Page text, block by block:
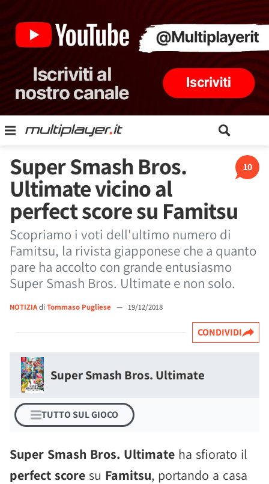
10
Super Smash Bros.
Ultimate vicino al
perfect score su Famitsu
Scopriamo i voti dell'ultimo numero di
Famitsu, la rivista giapponese che a quanto
pare ha accolto con grande entusiasmo
Super Smash Bros. Ultimate e non solo.
NOTIZIAdi Tommaso Pugliese — 19/12/2018
CONDIVIDI
Super Smash Bros. Ultimate
TUTTO SUL GIOCO
Super Smash Bros. Ultimate ha sfiorato il
perfect score su Famitsu, portando a casa